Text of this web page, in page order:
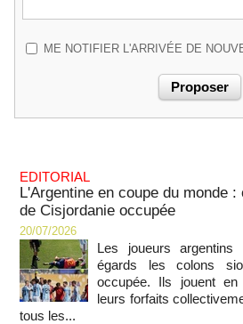
ME NOTIFIER L'ARRIVÉE DE
EDITORIAL
L'Argentine en coupe du monde
de Cisjordanie occupée
20/07/2026
Les joueurs
égards les colons
occupée. Ils jouent
leurs forfaits
tous les...